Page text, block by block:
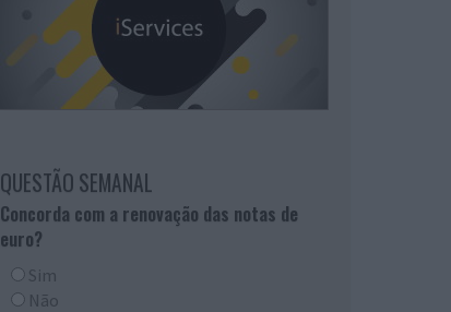
QUESTÃO SEMANAL
Concorda com a renovação das notas de
euro?
Sim
Não